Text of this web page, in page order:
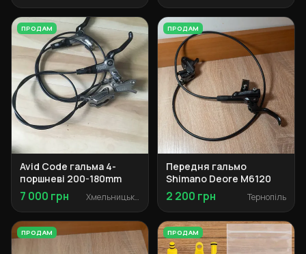
ПРОДАМ
Avid Code гальма 4-
поршневі 200-180mm
7 000 грн Хмельницький
ПРОДАМ
Передня гальмо
Shimano Deore M6120
2 200 грн Тернопіль
ПРОДАМ ПРОДАМ